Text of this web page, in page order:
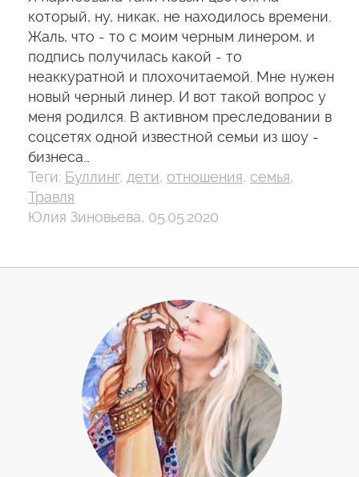
который, ну, никак, не находилось времени.
Жаль, что - то с моим черным линером, и
подпись получилась какой - то
неаккуратной и плохочитаемой. Мне нужен
новый черный линер. И вот такой вопрос у
меня родился. В активном преследовании в
соцсетях одной известной семьи из шоу -
бизнеса…
Теги: Буллинг, дети, отношения, семья,
Травля
Юлия Зиновьева, 05.05.2020